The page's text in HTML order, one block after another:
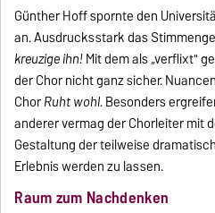
Günther Hoff spornte den
an. Ausdrucksstark das
kreuzige ihn!Mit dem als „verflixt"
der Chor nicht ganz sicher.
ChorRuht wohl. Besonders
anderer vermag der Chorleiter mit
Gestaltung der teilweise
Erlebnis werden zu lassen.
Raum zum Nachdenken